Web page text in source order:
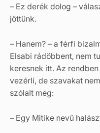
– Ez derék dolog –
jöttünk.
– Hanem? – a férfi
Elsabi rádöbbent, nem
keresnek itt. Az
vezérli, de szavakat
szólalt meg:
– Egy Mitike nevű